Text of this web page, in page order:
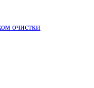
очистки